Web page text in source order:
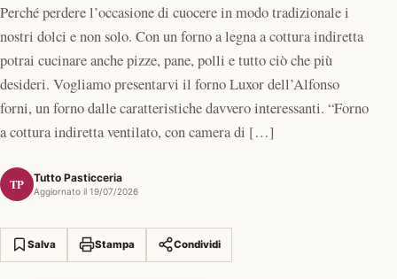
Perché perdere l’occasione di cuocere in modo tradizionale i
nostri dolci e non solo. Con un forno a legna a cottura indiretta
potrai cucinare anche pizze, pane, polli e tutto ciò che più
desideri. Vogliamo presentarvi il forno Luxor dell’Alfonso
forni, un forno dalle caratteristiche davvero interessanti. “Forno
a cottura indiretta ventilato, con camera di […]
TP Tutto Pasticceria
Aggiornato il 19/07/2026
Salva Stampa Condividi